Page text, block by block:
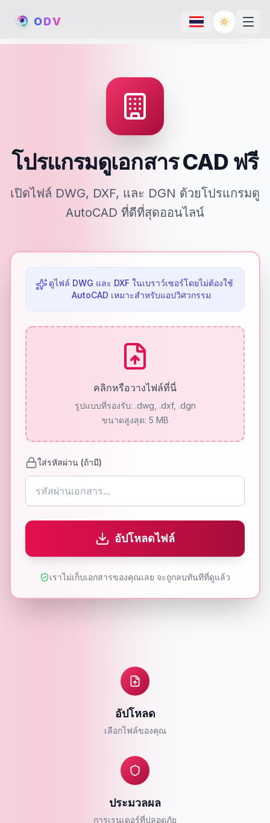
ODV Toggle
โปรแกรมดูเอกสาร CAD ฟรี
เปิดไฟล์ DWG, DXF, และ DGN ด้วยโปรแกรมดู
AutoCAD ที่ดีที่สุดออนไลน์
ดูไฟล์ DWG และ DXF ในเบราว์เซอร์โดยไม่ต้องใช้
AutoCAD เหมาะสำหรับแอปวิศวกรรม
คลิกหรือวางไฟล์ที่นี่
รูปแบบที่รองรับ: .dwg, .dxf, .dgn
ขนาดสูงสุด: 5 MB
ใส่รหัสผ่าน (ถ้ามี)
อัปโหลดไฟล์
เราไม่เก็บเอกสารของคุณเลย จะถูกลบทันทีที่ดูแล้ว
อัปโหลด
เลือกไฟล์ของคุณ
ประมวลผล
การเรนเดอร์ที่ปลอดภัย